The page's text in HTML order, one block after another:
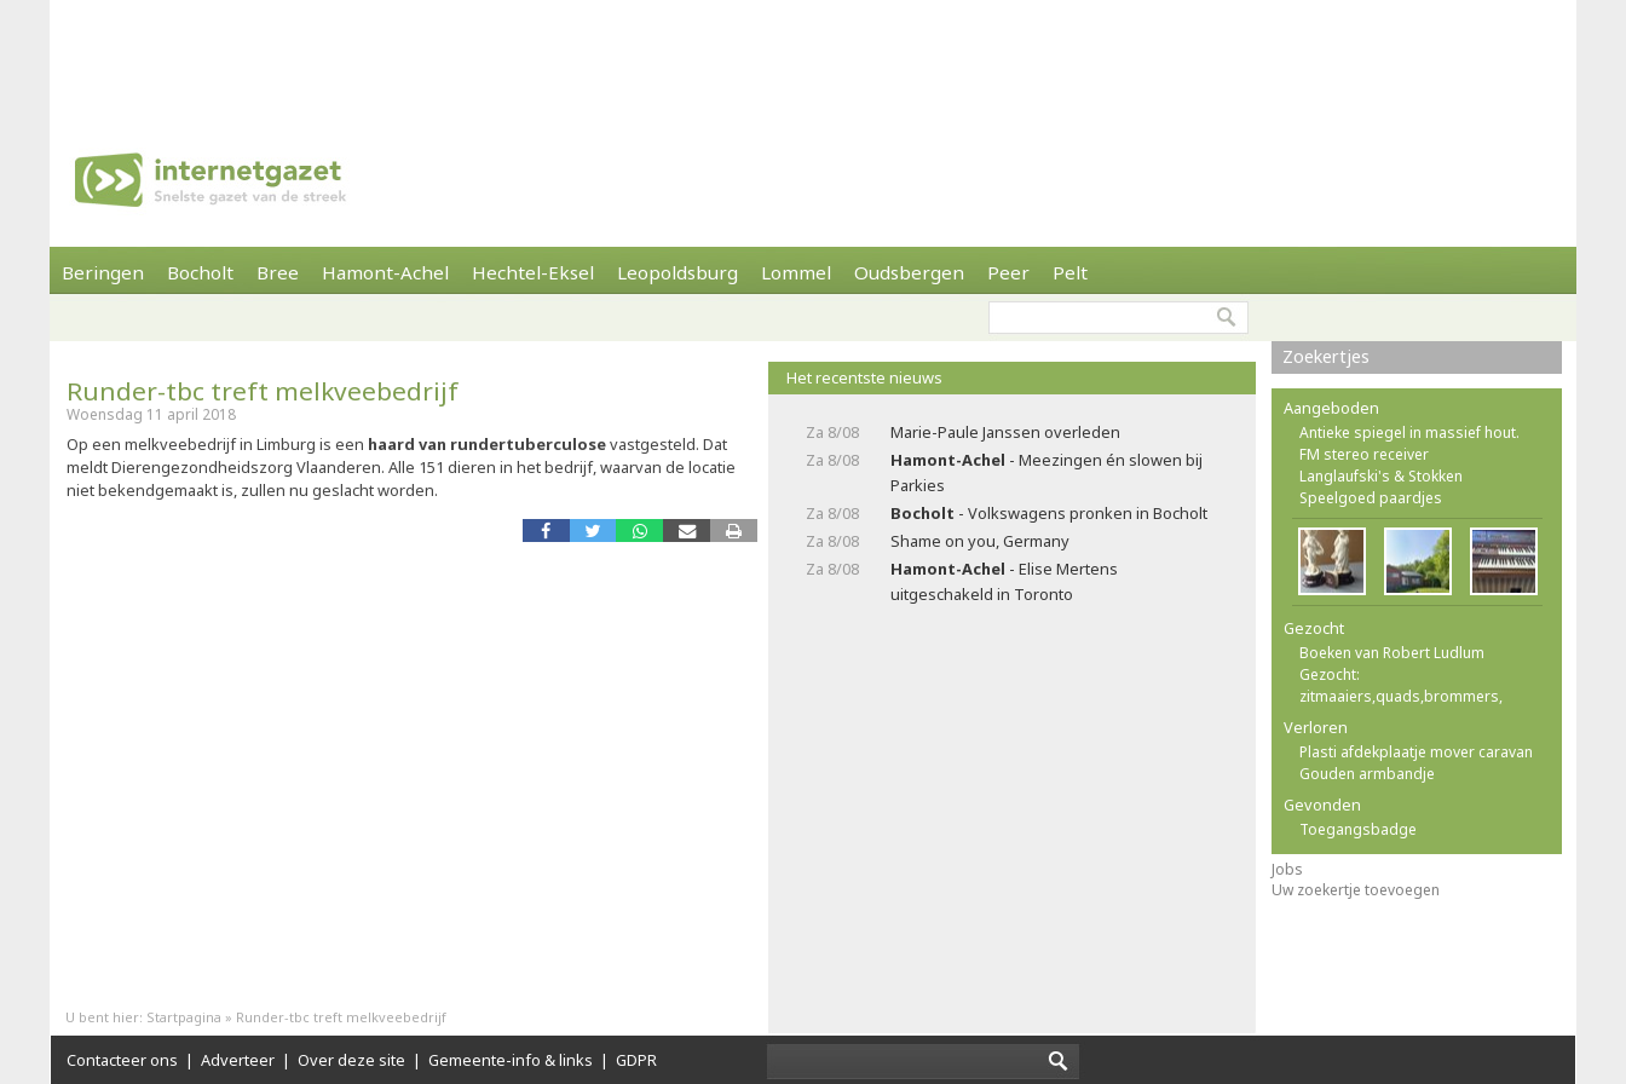
Beringen Bocholt Bree Hamont-Achel Hechtel-Eksel Leopoldsburg Lommel Oudsbergen Peer Pelt
Runder-tbc treft melkveebedrijf
Woensdag 11 april 2018
Op een melkveebedrijf in Limburg is een haard van rundertuberculosevastgesteld. Dat
meldt Dierengezondheidszorg Vlaanderen. Alle 151 dieren in het bedrijf, waarvan de locatie
niet bekendgemaakt is, zullen nu geslacht worden.
Het recentste nieuws
Za 8/08
Marie-Paule Janssen overleden
Za 8/08
Hamont-Achel - Meezingen én slowen bij
Parkies
Za 8/08
Bocholt - Volkswagens pronken in Bocholt
Za 8/08
Shame on you, Germany
Za 8/08
Hamont-Achel - Elise Mertens
uitgeschakeld in Toronto
Zoekertjes
Aangeboden
Antieke spiegel in massief hout.
FM stereo receiver
Langlaufski's & Stokken
Speelgoed paardjes
Gezocht
Boeken van Robert Ludlum
Gezocht:
zitmaaiers,quads,brommers,
Verloren
Plasti afdekplaatje mover caravan
Gouden armbandje
Gevonden
Toegangsbadge
Jobs
Uw zoekertje toevoegen
U bent hier: Startpagina » Runder-tbc treft melkveebedrijf
Contacteer ons | Adverteer | Over deze site | Gemeente-info & links | GDPR